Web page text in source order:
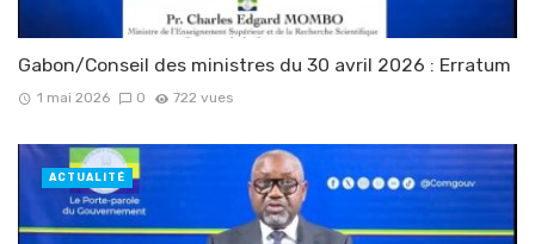
Gabon/Conseil des ministres du 30 avril 2026 : Erratum
1 mai 2026 0 722 vues
ACTUALITÉ